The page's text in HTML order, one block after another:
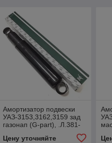
Амортизатор подвески
УАЗ-3153,3162,3159 зад
газонап (G-part), .Л.381-
Цену уточняйте